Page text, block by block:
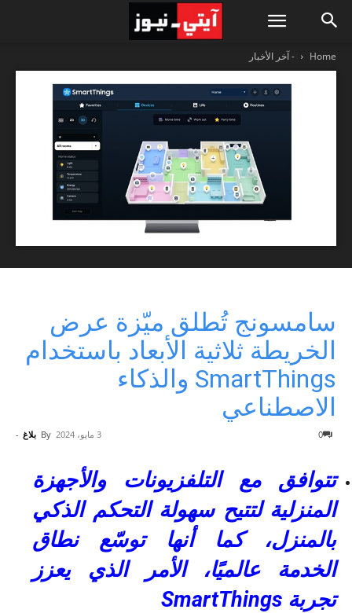
Home - آخر الأخبار
سامسونج تُطلق ميّزة عرض
الخريطة ثلاثية الأبعاد باستخدام
SmartThings والذكاء
الاصطناعي
By بلاغ - 3 مايو، 2024 0
تتوافق مع التلفزيونات والأجهزة
المنزلية لتتيح سهولة التحكم الذكي
بالمنزل، كما أنها توسّع نطاق
الخدمة عالميًا، الأمر الذي يعزز
تجربة